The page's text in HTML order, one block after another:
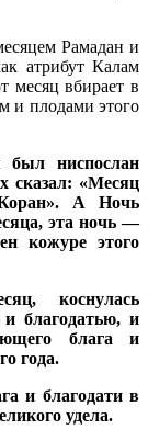
Рамадан и
атрибут Калам
месяц вбирает в
и плодами этого
был ниспослан
сказал: «Месяц
А Ночь
эта ночь —
кожуре этого
коснулась
и благодатью, и
блага и
года.
и благодати в
удела.